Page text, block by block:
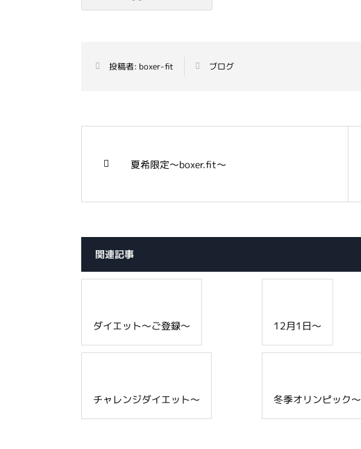
投稿者: boxer-fit ブログ
夏希限定～boxer.fit～
関連記事
ダイエット～ご登録～ 12月1日～
チャレンジダイエット～ 冬季オリンピック～